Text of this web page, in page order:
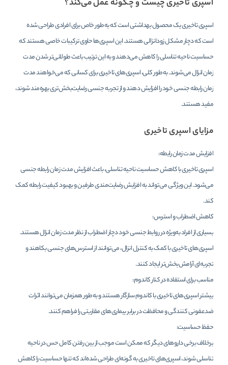
اسپری تاخیری چیست و چگونه عمل می‌کند؟
اسپری تاخیری یک محصول بهداشتی است که به‌طور خاص برای افرادی طراحی شده
است که دچار مشکل زودانزالی هستند. این اسپری‌ها حاوی ترکیبات خاصی هستند که
حساسیت ناحیه تناسلی را کاهش می‌دهند و به این ترتیب باعث طولانی‌تر شدن مدت
زمان انزال می‌شوند. به‌طور کلی، اسپری‌های تاخیری برای کسانی که می‌خواهند مدت
زمان رابطه جنسی خود را افزایش دهند و از تجربه جنسی رضایت‌بخش‌تری بهره‌مند شوند،
مفید هستند.
مزایای اسپری تاخیری
افزایش مدت زمان رابطه:
اسپری تاخیری با کاهش حساسیت ناحیه تناسلی، باعث افزایش مدت زمان رابطه جنسی
می‌شود. این ویژگی می‌تواند به افزایش رضایت‌مندی طرفین و بهبود کیفیت رابطه کمک
کند.
کاهش اضطراب و استرس:
بسیاری از افراد به‌ویژه در روابط جنسی خود دچار اضطراب از نظر مدت زمان انزال هستند.
اسپری‌های تاخیری با کمک به کنترل انزال، می‌توانند از استرس‌های جنسی بکاهند و
تجربه‌ای آرامش‌بخش‌تر ایجاد کنند.
مناسب برای استفاده در کنار کاندوم:
بیشتر اسپری‌های تاخیری با کاندوم سازگار هستند و به‌طور همزمان می‌توانند اثرات
ضدعفونی کنندگی و محافظت در برابر بیماری‌های مقاربتی را فراهم کنند.
حفظ حساسیت:
برخلاف برخی داروهای دیگر که ممکن است موجب از بین رفتن کامل حس در ناحیه
تناسلی شوند، اسپری‌های تاخیری به گونه‌ای طراحی شده‌اند که تنها حساسیت را کاهش